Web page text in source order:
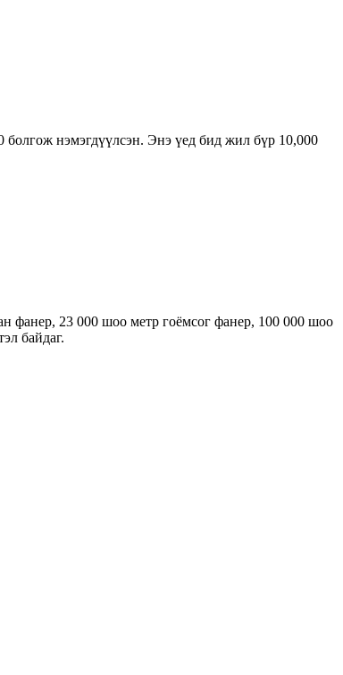
нэмэгдүүлсэн. Энэ үед бид жил бүр 10,000
фанер, 23 000 шоо метр гоёмсог фанер, 100 000 шоо
байдаг.